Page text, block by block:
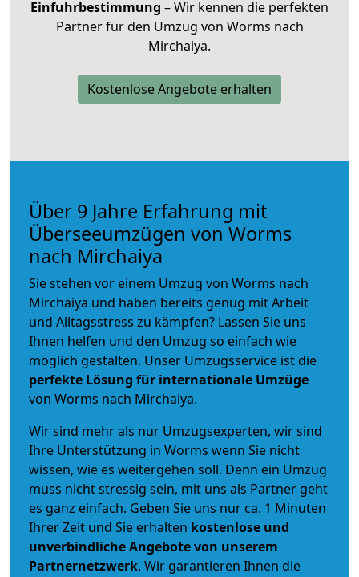
Einfuhrbestimmung – Wir kennen die perfekten
Partner für den Umzug von Worms nach
Mirchaiya.
Kostenlose Angebote erhalten
Über 9 Jahre Erfahrung mit
Überseeumzügen von Worms
nach Mirchaiya
Sie stehen vor einem Umzug von Worms nach
Mirchaiya und haben bereits genug mit Arbeit
und Alltagsstress zu kämpfen? Lassen Sie uns
Ihnen helfen und den Umzug so einfach wie
möglich gestalten. Unser Umzugsservice ist die
perfekte Lösung für internationale Umzüge
von Worms nach Mirchaiya.
Wir sind mehr als nur Umzugsexperten, wir sind
Ihre Unterstützung in Worms wenn Sie nicht
wissen, wie es weitergehen soll. Denn ein Umzug
muss nicht stressig sein, mit uns als Partner geht
es ganz einfach. Geben Sie uns nur ca. 1 Minuten
Ihrer Zeit und Sie erhalten kostenlose und
unverbindlicheAngebote von unserem
Partnernetzwerk. Wir garantieren Ihnen die